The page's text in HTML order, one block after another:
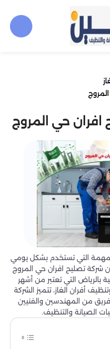
حي المروج
المهمة التي تستخدم بشكل يومي
شركة تصليح افران حي المروج
بالرياض التي تعتبر من أشهر
أفران الغاز، تتميز الشركة
من المهندسين والفنيين
الصيانة والتنظيف.